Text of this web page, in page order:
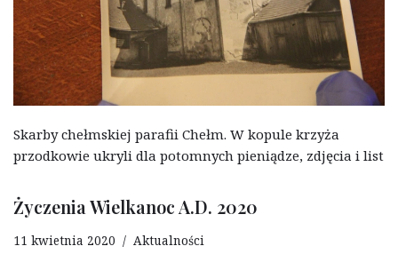
Skarby chełmskiej parafii Chełm. W kopule krzyża
przodkowie ukryli dla potomnych pieniądze, zdjęcia i list
Życzenia Wielkanoc A.D. 2020
11 kwietnia 2020 Aktualności